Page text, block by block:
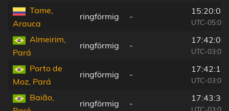
Tame,
Arauca
ringförmig -
15:20:08
UTC-05:00
Almeirim,
Pará
ringförmig -
17:42:01
UTC-03:00
Porto de
Moz, Pará
ringförmig -
17:42:16
UTC-03:00
Baião,
ringförmig -
17:43:30